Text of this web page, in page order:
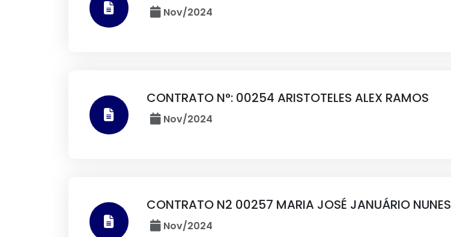
Nov/2024
CONTRATO N°: 00254 ARISTOTELES ALEX RAMOS
Nov/2024
CONTRATO N2 00257 MARIA JOSÉ JANUÁRIO NUNES
Nov/2024